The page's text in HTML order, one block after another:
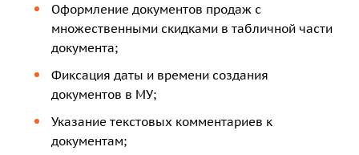
Оформление документов продаж с
множественными скидками в табличной части
документа;
Фиксация даты и времени создания
документов в МУ;
Указание текстовых комментариев к
документам;